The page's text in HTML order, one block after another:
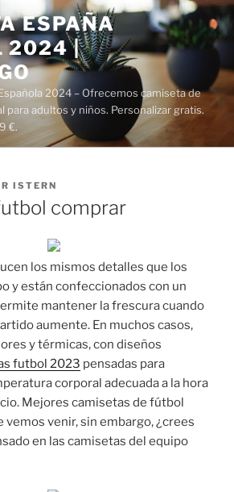
ESPAÑA
2024 |
2024 – Ofrecemos camiseta de
para adultos y niños. Personalizar gratis.
€.
ISTERN
comprar
los mismos detalles que los
y están confeccionados con un
mantener la frescura cuando
aumente. En muchos casos,
y térmicas, con diseños
futbol 2023 pensadas para
corporal adecuada a la hora
Mejores camisetas de fútbol
vemos venir, sin embargo, ¿crees
en las camisetas del equipo